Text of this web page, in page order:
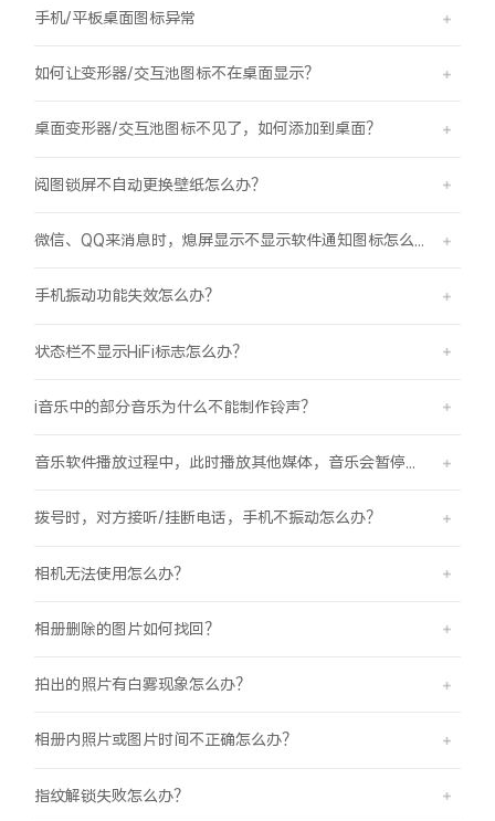
手机/平板桌面图标异常
如何让变形器/交互池图标不在桌面显示？
桌面变形器/交互池图标不见了，如何添加到桌面？
阅图锁屏不自动更换壁纸怎么办？
手机振动功能失效怎么办？
状态栏不显示HiFi标志怎么办？
i音乐中的部分音乐为什么不能制作铃声？
拨号时，对方接听/挂断电话，手机不振动怎么办？
相机无法使用怎么办？
相册删除的图片如何找回？
拍出的照片有白雾现象怎么办？
相册内照片或图片时间不正确怎么办？
指纹解锁失败怎么办？